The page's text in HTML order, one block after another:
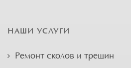
НАШИ УСЛУГИ
Ремонт сколов и трещин